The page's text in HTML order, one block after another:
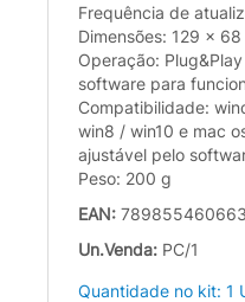
Frequência de
Dimensões: 129 x
Operação:
software para
Compatibilidade:
win8 / win10 e mac
ajustável pelo
Peso: 200 g
EAN:
Un.Venda: PC/1
Quantidade no kit: 1